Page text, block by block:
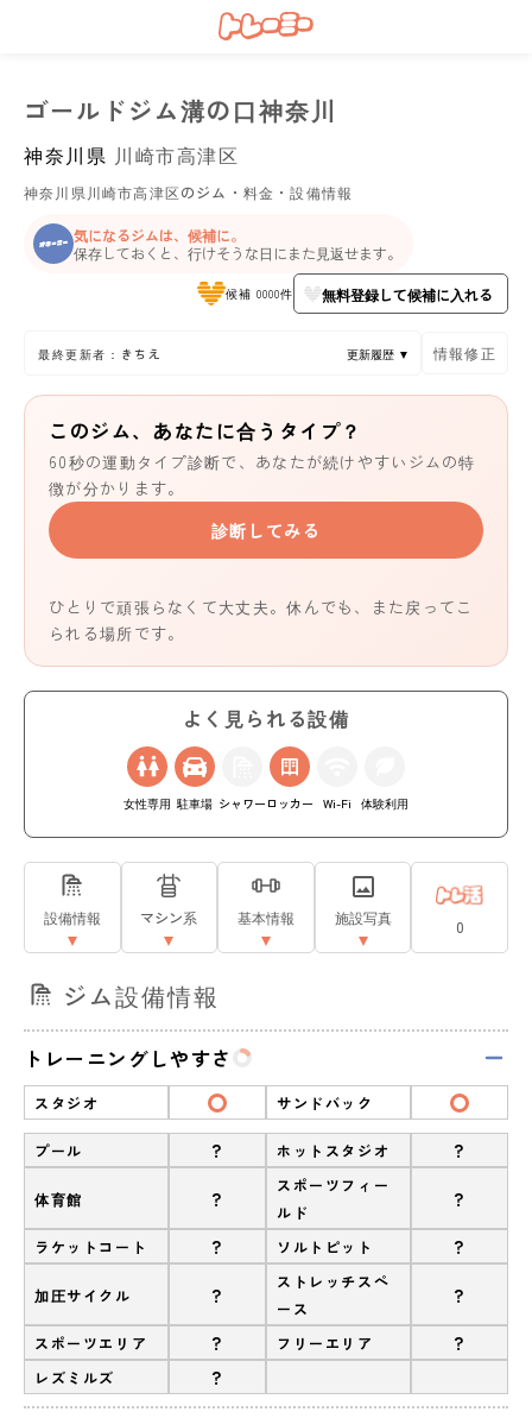
ゴールドジム溝の口神奈川
神奈川県 川崎市高津区
神奈川県川崎市高津区のジム・料金・設備情報
気になるジムは、候補に。
保存しておくと、行けそうな日にまた見返せます。
候補 0000件 無料登録して候補に入れる
最終更新者：きちえ 更新履歴 ▼ 情報修正
このジム、あなたに合うタイプ？
60秒の運動タイプ診断で、あなたが続けやすいジムの特
徴が分かります。
診断してみる
ひとりで頑張らなくて大丈夫。休んでも、また戻ってこ
られる場所です。
よく見られる設備
女性専用 駐車場 シャワー ロッカー Wi-Fi 体験利用
設備情報 マシン系 基本情報 施設写真 0
ジム設備情報
トレーニングしやすさ
スタジオ サンドバック
プール ? ホットスタジオ ?
体育館 ?
スポーツフィー
ルド
?
ラケットコート ? ソルトピット ?
加圧サイクル ?
ストレッチスペ
ース
?
スポーツエリア ? フリーエリア ?
レズミルズ ?